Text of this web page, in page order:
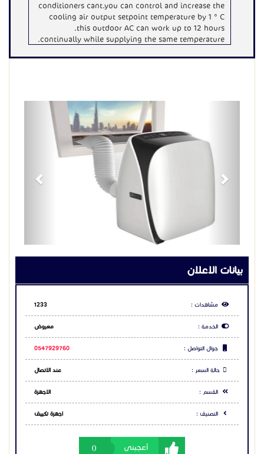
conditioners cant.you can control and increase the
cooling air output setpoint temperature by 1 ° C
.this outdoor AC can work up to 12 hours
continually while supplying the same temperature.
بيانات الاعلان
مشاهدات : 1233
الخدمة : معروض
جوال التواصل : 0547929760
حالة السعر : عند الاتصال
القسم : الاجهزة
التصنيف : اجهزة تكييف
أعجبنى 0